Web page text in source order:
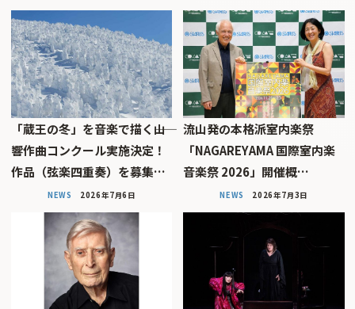
「蔵王の冬」を音楽で描く――山
響作曲コンクール実施決定！
作品（弦楽四重奏）を募集…
NEWS 2026年7月6日
流山発の本格派室内楽祭
「NAGAREYAMA 国際室内楽
音楽祭 2026」開催概…
NEWS 2026年7月3日